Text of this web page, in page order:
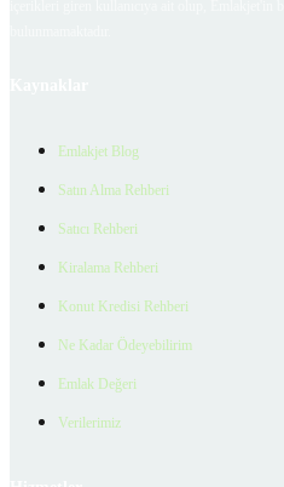
Emlakjet Blog
Satın Alma Rehberi
Satıcı Rehberi
Kiralama Rehberi
Konut Kredisi Rehberi
Ne Kadar Ödeyebilirim
Emlak Değeri
Verilerimiz